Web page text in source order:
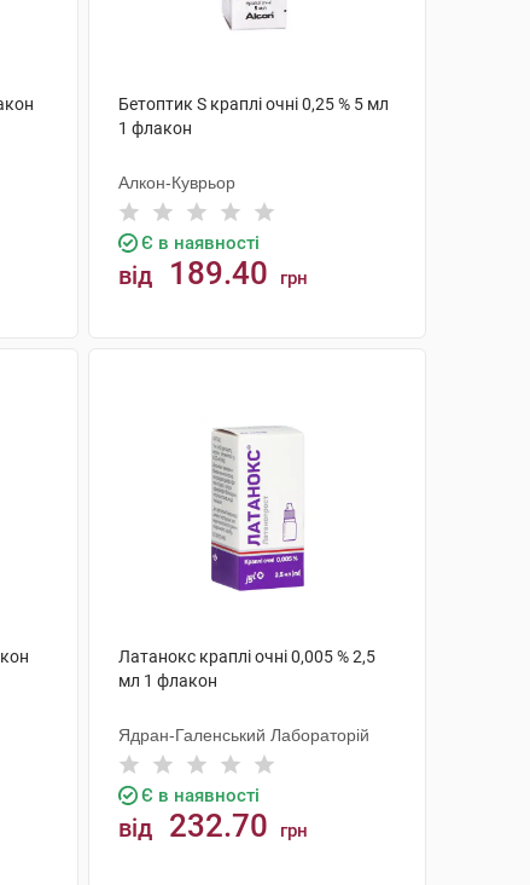
Бетоптик S краплі очні 0,25 % 5 мл
1 флакон
Алкон-Куврьор
Є в наявності
від 189.40 грн
Латанокс краплі очні 0,005 % 2,5
мл 1 флакон
Ядран-Галенський Лабораторій
Є в наявності
від 232.70 грн